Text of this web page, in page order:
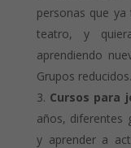
personas que
teatro, y
aprendiendo
Grupos reducidos.
Cursos para
años, diferentes
y aprender a